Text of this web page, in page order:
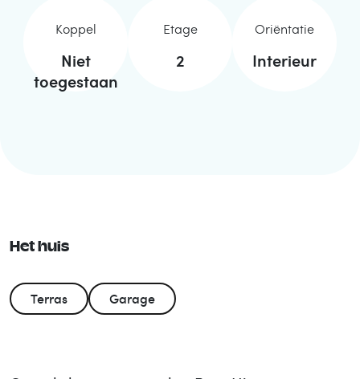
Koppel
Niet
toegestaan
Etage
2
Oriëntatie
Interieur
Het huis
Terras Garage